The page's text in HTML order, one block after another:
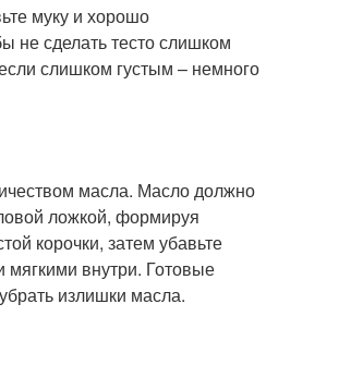
муку и хорошо
не сделать тесто слишком
слишком густым – немного
масла. Масло должно
ложкой, формируя
корочки, затем убавьте
внутри. Готовые
излишки масла.